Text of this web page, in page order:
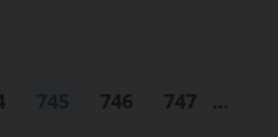
746 747
…